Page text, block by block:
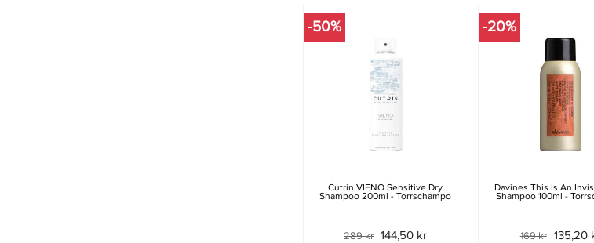
-50%
Cutrin VIENO Sensitive Dry
Shampoo 200ml - Torrschampo
289 kr 144,50 kr
-20%
Davines This Is An
Shampoo 100ml -
169 kr 135,20